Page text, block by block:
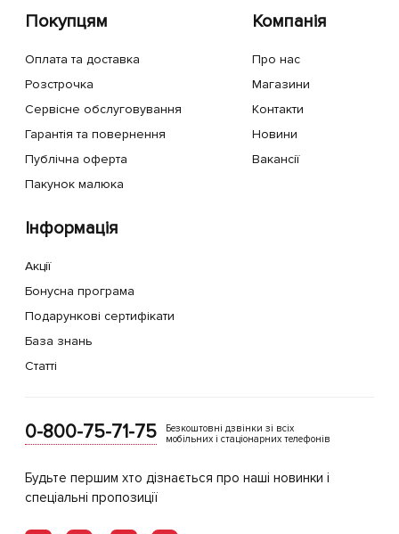
Покупцям
Оплата та доставка
Розстрочка
Сервісне обслуговування
Гарантія та повернення
Публічна оферта
Пакунок малюка
Компанія
Про нас
Магазини
Контакти
Новини
Вакансії
Інформація
Акції
Бонусна програма
Подарункові сертифікати
База знань
Статті
0-800-75-71-75
Безкоштовні дзвінки зі всіх
мобільних і стаціонарних телефонів
Будьте першим хто дізнається про наші новинки і
спеціальні пропозиції